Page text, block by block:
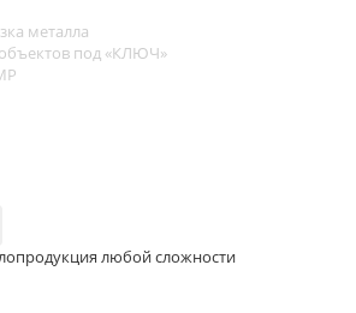
металла
под «КЛЮЧ»
любой сложности